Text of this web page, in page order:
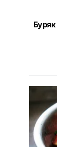
Буряк